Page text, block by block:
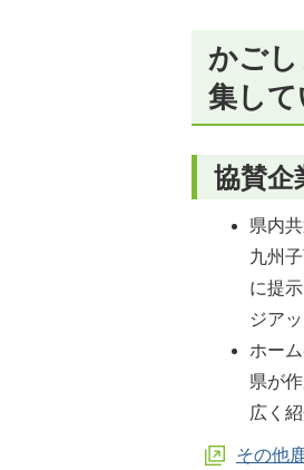
かご
集して
協賛企
県内
九州
に提
ジア
ホー
県が
広く
その他